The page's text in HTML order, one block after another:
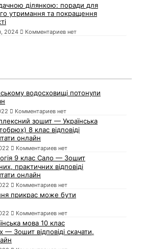
ділянкою: поради для
утримання та покращення
2024 Комментариев нет
водосховищі потонули
Комментариев нет
зошит — Українська
8 клас відповіді
онлайн
Комментариев нет
9 клас Сало — Зошит
практичних відповіді
онлайн
Комментариев нет
прикрас може бути
Комментариев нет
мова 10 клас
Зошит відповіді скачати,